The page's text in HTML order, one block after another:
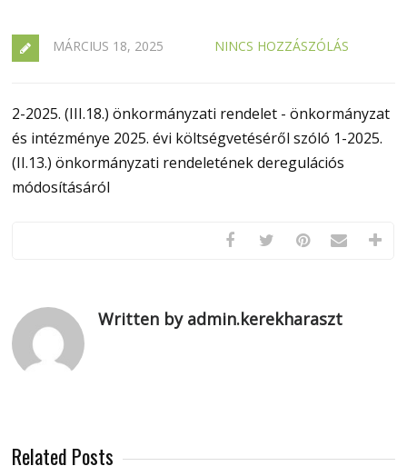
MÁRCIUS 18, 2025 NINCS HOZZÁSZÓLÁS
2-2025. (III.18.) önkormányzati rendelet - önkormányzat
és intézménye 2025. évi költségvetéséről szóló 1-2025.
(II.13.) önkormányzati rendeletének deregulációs
módosításáról
Written by admin.kerekharaszt
Related Posts